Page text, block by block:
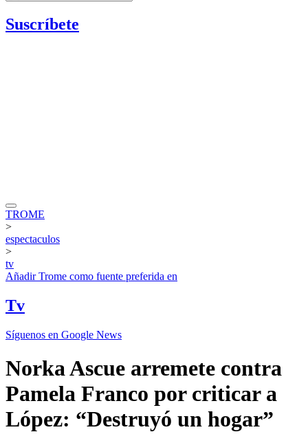
Suscríbete
TROME
>
espectaculos
>
tv
AñadirTrome como fuente preferida en
Tv
Síguenos en Google News
Norka Ascue arremete contra
Pamela Franco por criticar a
López: “Destruyó un hogar”